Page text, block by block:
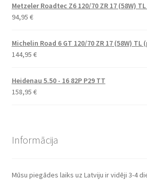
Metzeler Roadtec Z6 120/70 ZR 17 (58W)
94,95 €
Michelin Road 6 GT 120/70 ZR 17 (58W) TL
144,95 €
Heidenau 5.50 - 16 82P P29 TT
158,95 €
Informācija
Mūsu piegādes laiks uz Latviju ir vidēji 3-4